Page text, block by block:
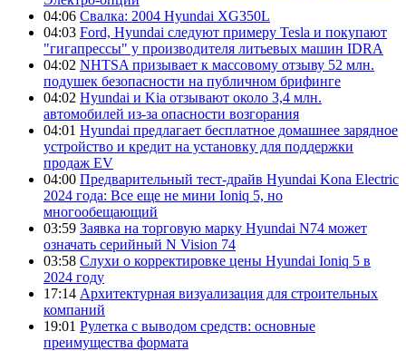
04:06 Свалка: 2004 Hyundai XG350L
04:03 Ford, Hyundai следуют примеру Tesla и покупают
"гигапрессы" у производителя литьевых машин IDRA
04:02 NHTSA призывает к массовому отзыву 52 млн.
подушек безопасности на публичном брифинге
04:02 Hyundai и Kia отзывают около 3,4 млн.
автомобилей из-за опасности возгорания
04:01 Hyundai предлагает бесплатное домашнее зарядное
устройство и кредит на установку для поддержки
продаж EV
04:00 Предварительный тест-драйв Hyundai Kona Electric
2024 года: Все еще не мини Ioniq 5, но
многообещающий
03:59 Заявка на торговую марку Hyundai N74 может
означать серийный N Vision 74
03:58 Слухи о корректировке цены Hyundai Ioniq 5 в
2024 году
17:14 Архитектурная визуализация для строительных
компаний
19:01 Рулетка с выводом средств: основные
преимущества формата